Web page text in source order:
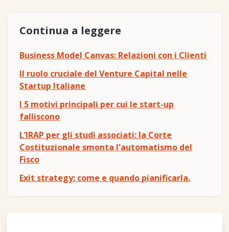
Continua a leggere
Business Model Canvas: Relazioni con i Clienti
Il ruolo cruciale del Venture Capital nelle
Startup Italiane
I 5 motivi principali per cui le start-up
falliscono
L’IRAP per gli studi associati: la Corte
Costituzionale smonta l'automatismo del
Fisco
Exit strategy: come e quando pianificarla.